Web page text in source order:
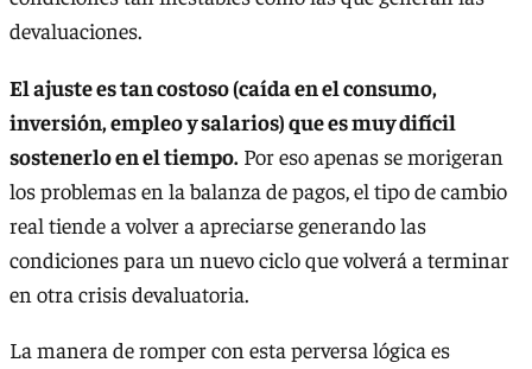
devaluaciones.
El ajuste es tan costoso (caída en el consumo,
inversión, empleo y salarios) que es muy difícil
sostenerlo en el tiempo. Por eso apenas se morigeran
los problemas en la balanza de pagos, el tipo de cambio
real tiende a volver a apreciarse generando las
condiciones para un nuevo ciclo que volverá a terminar
en otra crisis devaluatoria.
La manera de romper con esta perversa lógica es